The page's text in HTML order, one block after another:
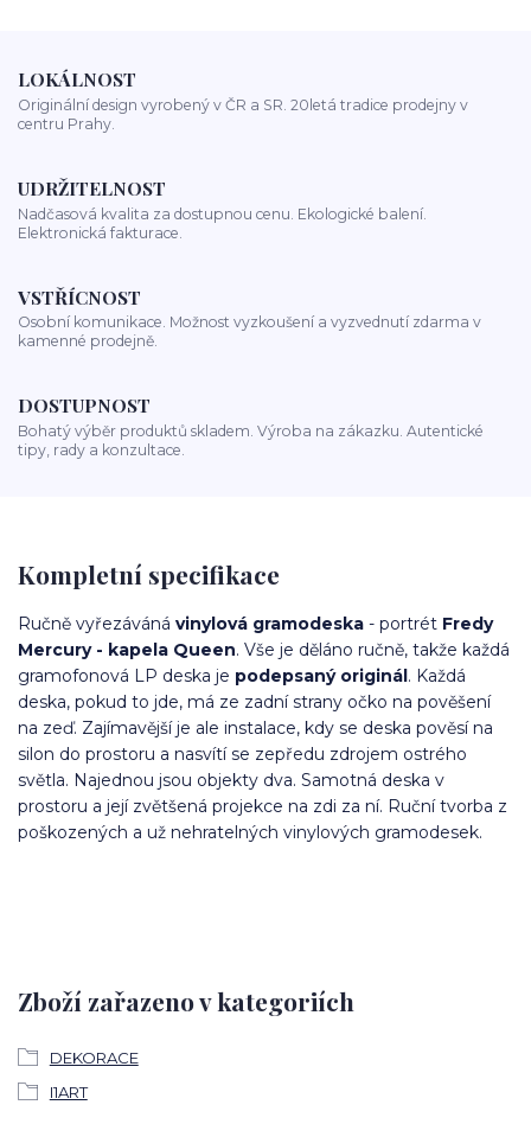
LOKÁLNOST
Originální design vyrobený v ČR a SR. 20letá tradice prodejny v
centru Prahy.
UDRŽITELNOST
Nadčasová kvalita za dostupnou cenu. Ekologické balení.
Elektronická fakturace.
VSTŘÍCNOST
Osobní komunikace. Možnost vyzkoušení a vyzvednutí zdarma v
kamenné prodejně.
DOSTUPNOST
Bohatý výběr produktů skladem. Výroba na zákazku. Autentické
tipy, rady a konzultace.
Kompletní specifikace
Ručně vyřezáváná vinylová gramodeska - portrét Fredy
Mercury - kapela Queen. Vše je děláno ručně, takže každá
gramofonová LP deska je podepsaný originál. Každá
deska, pokud to jde, má ze zadní strany očko na pověšení
na zeď. Zajímavější je ale instalace, kdy se deska pověsí na
silon do prostoru a nasvítí se zepředu zdrojem ostrého
světla. Najednou jsou objekty dva. Samotná deska v
prostoru a její zvětšená projekce na zdi za ní. Ruční tvorba z
poškozených a už nehratelných vinylových gramodesek.
Zboží zařazeno v kategoriích
DEKORACE
I1ART